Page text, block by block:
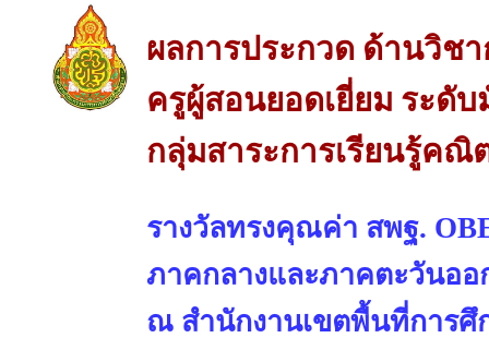
ผลการประกวด ด้านวิชา
ครูผู้สอนยอดเยี่ยม ระดั
กลุ่มสาระการเรียนรู้คณิ
รางวัลทรงคุณค่า สพฐ.
ภาคกลางและภาคตะวันออ
ณ สำนักงานเขตพื้นที่การศึ